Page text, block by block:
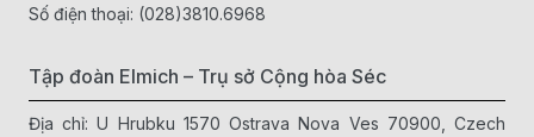
Số điện thoại: (028)3810.6968
Tập đoàn Elmich – Trụ sở Cộng hòa Séc
Địa chỉ: U Hrubku 1570 Ostrava Nova Ves 70900, Czech